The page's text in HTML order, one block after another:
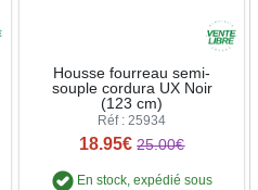
Housse fourreau semi-
souple cordura UX Noir
(123 cm)
Réf : 25934
18.95€ 25.00€
En stock, expédié sous